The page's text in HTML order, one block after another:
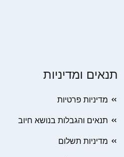
תנאים ומדיניות
מדיניות פרטיות
תנאים והגבלות בנושא חיוב
מדיניות תשלום